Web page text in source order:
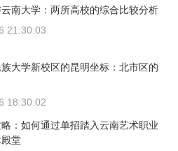
南大学：两所高校的综合比较分析
21:30:03
大学新校区的昆明坐标：北市区的
18:30:02
：如何通过单招踏入云南艺术职业
堂